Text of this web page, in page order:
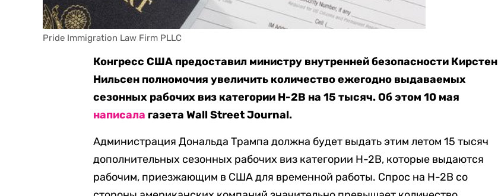
Pride Immigration Law Firm PLLC
Конгресс США предоставил министру внутренней безопасности Кирстен
Нильсен полномочия увеличить количество ежегодно выдаваемых
сезонных рабочих виз категории H-2B на 15 тысяч. Об этом 10 мая
написала газета Wall Street Journal.
Администрация Дональда Трампа должна будет выдать этим летом 15 тысяч
дополнительных сезонных рабочих виз категории H-2B, которые выдаются
рабочим, приезжающим в США для временной работы. Спрос на H-2B со